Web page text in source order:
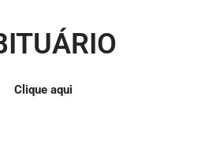
Clique aqui